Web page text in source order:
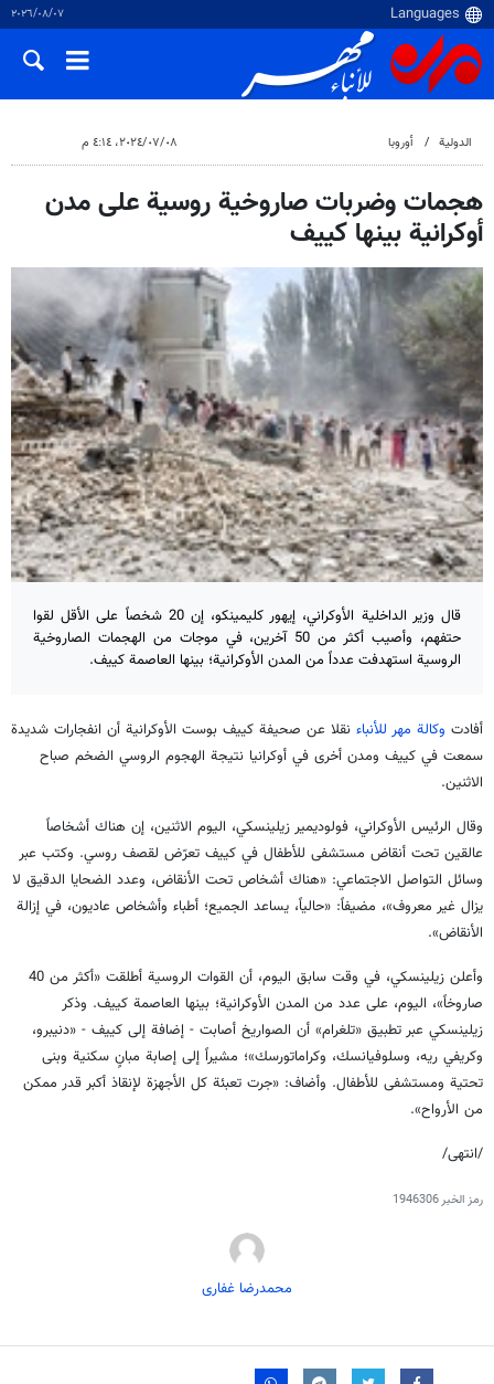
٠٧‏/٠٨‏/٢٠٢٦
الدولية أوروبا ٠٨‏/٠٧‏/٢٠٢٤، ٤:١٤ م
هجمات وضربات صاروخية روسية على مدن
أوكرانية بينها كييف
قال وزير الداخلية الأوكراني، إيهور كليمينكو، إن 20 شخصاً على الأقل لقوا
حتفهم، وأصيب أكثر من 50 آخرين، في موجات من الهجمات الصاروخية
الروسية استهدفت عدداً من المدن الأوكرانية؛ بينها العاصمة كييف.
أفادت وكالة مهر للأنباء نقلا عن صحيفة كييف بوست الأوكرانية أن انفجارات شديدة
سمعت في كييف ومدن أخرى في أوكرانيا نتيجة الهجوم الروسي الضخم صباح
الاثنين.
وقال الرئيس الأوكراني، فولوديمير زيلينسكي، اليوم الاثنين، إن هناك أشخاصاً
عالقين تحت أنقاض مستشفى للأطفال في كييف تعرّض لقصف روسي. وكتب عبر
وسائل التواصل الاجتماعي: «هناك أشخاص تحت الأنقاض، وعدد الضحايا الدقيق لا
يزال غير معروف»، مضيفاً: «حالياً، يساعد الجميع؛ أطباء وأشخاص عاديون، في إزالة
الأنقاض».
وأعلن زيلينسكي، في وقت سابق اليوم، أن القوات الروسية أطلقت «أكثر من 40
صاروخاً»، اليوم، على عدد من المدن الأوكرانية؛ بينها العاصمة كييف. وذكر
زيلينسكي عبر تطبيق «تلغرام» أن الصواريخ أصابت - إضافة إلى كييف - «دنيبرو،
وكريفي ريه، وسلوفيانسك، وكراماتورسك»؛ مشيراً إلى إصابة مبانٍ سكنية وبنى
تحتية ومستشفى للأطفال. وأضاف: «جرت تعبئة كل الأجهزة لإنقاذ أكبر قدر ممكن
من الأرواح».
/انتهى/
رمز الخبر1946306
محمدرضا غفاری